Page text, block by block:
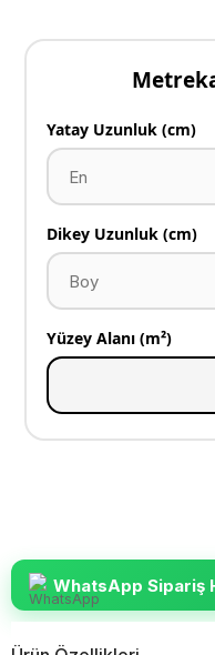
Yatay Uzunluk (cm)
Dikey Uzunluk (cm)
Yüzey Alanı (m²)
WhatsApp Sipariş